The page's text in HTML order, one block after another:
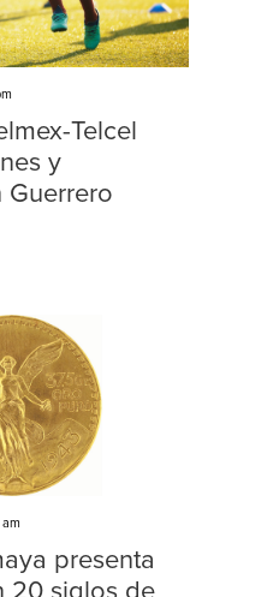
Telcel
y
Guerrero
presenta